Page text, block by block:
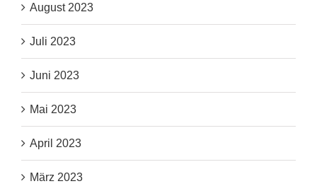
August 2023
Juli 2023
Juni 2023
Mai 2023
April 2023
März 2023